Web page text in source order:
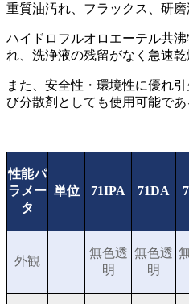
重質油汚れ、フラックス、研
ハイドロフルオロエーテル共
れ、洗浄液の残留がなく急速乾
また、安全性・環境性に優れ
び分散剤としても使用可能であ
性能パ
ラメー
タ
単位 71IPA 71DA
外観
無色透
明
無色透
明